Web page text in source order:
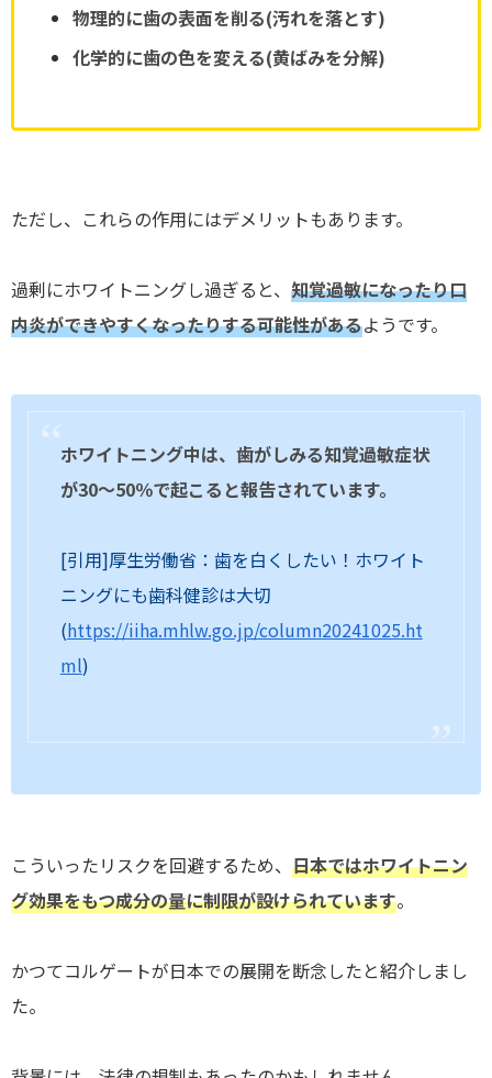
物理的に歯の表面を削る(汚れを落とす)
化学的に歯の色を変える(黄ばみを分解)
ただし、これらの作用にはデメリットもあります。
過剰にホワイトニングし過ぎると、 知覚過敏になったり口
内炎ができやすくなったりする可能性があるようです。
ホワイトニング中は、歯がしみる知覚過敏症状
が30〜50％で起こると報告されています。
[引用]厚生労働省：歯を白くしたい！ホワイト
ニングにも歯科健診は大切
(https://iiha.mhlw.go.jp/column20241025.ht
ml)
こういったリスクを回避するため、 日本ではホワイトニン
グ効果をもつ成分の量に制限が設けられています。
かつてコルゲートが日本での展開を断念したと紹介しまし
た。